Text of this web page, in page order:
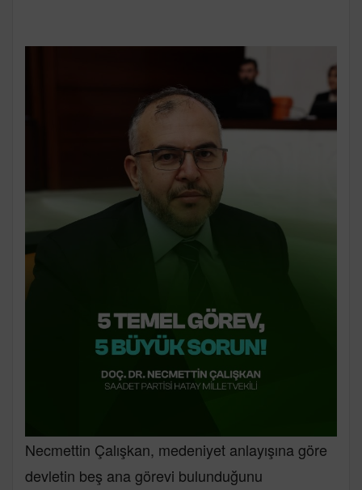
Necmettin Çalışkan, medeniyet anlayışına göre
devletin beş ana görevi bulunduğunu